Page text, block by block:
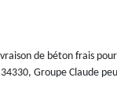
de béton frais
Groupe Claude